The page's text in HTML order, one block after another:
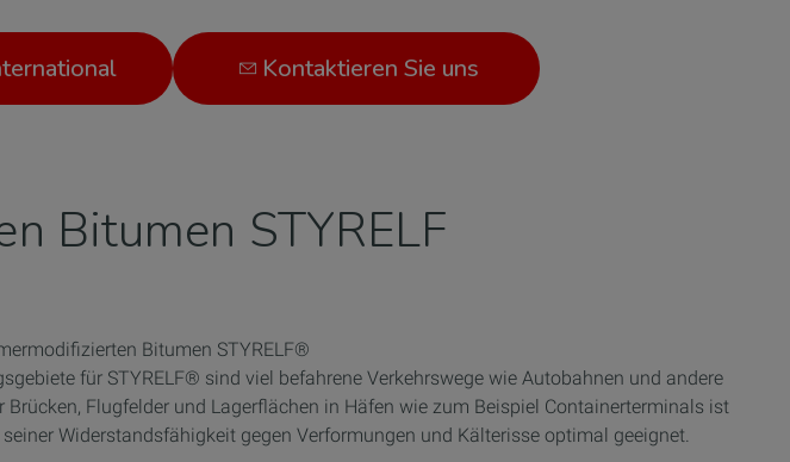
Kontaktieren Sie uns
Bitumen STYRELF
Bitumen STYRELF®
für STYRELF® sind viel befahrene Verkehrswege wie Autobahnen und andere
Brücken, Flugfelder und Lagerflächen in Häfen wie zum Beispiel Containerterminals ist
Widerstandsfähigkeit gegen Verformungen und Kälterisse optimal geeignet.